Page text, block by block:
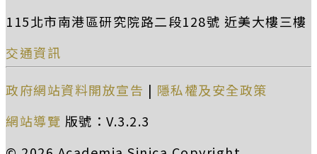
115北市南港區研究院路二段128號 近美大樓三樓
交通資訊
政府網站資料開放宣告 | 隱私權及安全政策
網站導覽 版號：V.3.2.3